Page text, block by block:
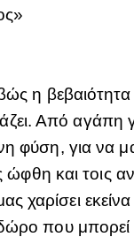
η
Από αγάπη
φύση, για να
ώφθη και τοις
χαρίσει
που